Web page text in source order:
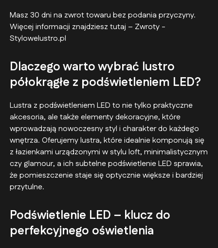
Masz 30 dni na zwrot towaru bez podania przyczyny.
Więcej informacji znajdziesz tutaj – Zwroty -
Stylowelustro.pl
Dlaczego warto wybrać lustro
półokrągłe z podświetleniem LED?
Lustra z podświetleniem LED to nie tylko praktyczne
akcesoria, ale także elementy dekoracyjne, które
wprowadzają nowoczesny styl i charakter do każdego
wnętrza. Oferujemy lustra, które idealnie komponują się
z łazienkami urządzonymi w stylu loft, minimalistycznym
czy glamour, a ich subtelne podświetlenie LED sprawia,
że pomieszczenie staje się optycznie większe i bardziej
przytulne.
Podświetlenie LED – klucz do
perfekcyjnego oświetlenia